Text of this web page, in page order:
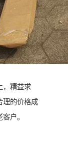
，精益求
理的价格成
户。